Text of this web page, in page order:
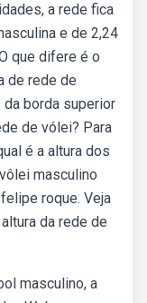
a rede fica
e de 2,24
que difere é o
de rede de
borda superior
de vólei? Para
é a altura dos
masculino
roque. Veja
da rede de
masculino, a